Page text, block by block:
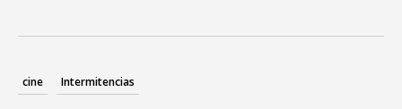
cine Intermitencias